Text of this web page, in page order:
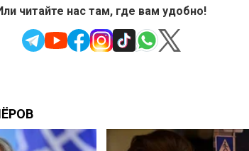
читайте нас там, где вам удобно!